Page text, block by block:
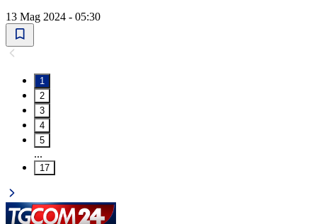
13 Mag 2024 - 05:30
1
2
3
4
5
...
17